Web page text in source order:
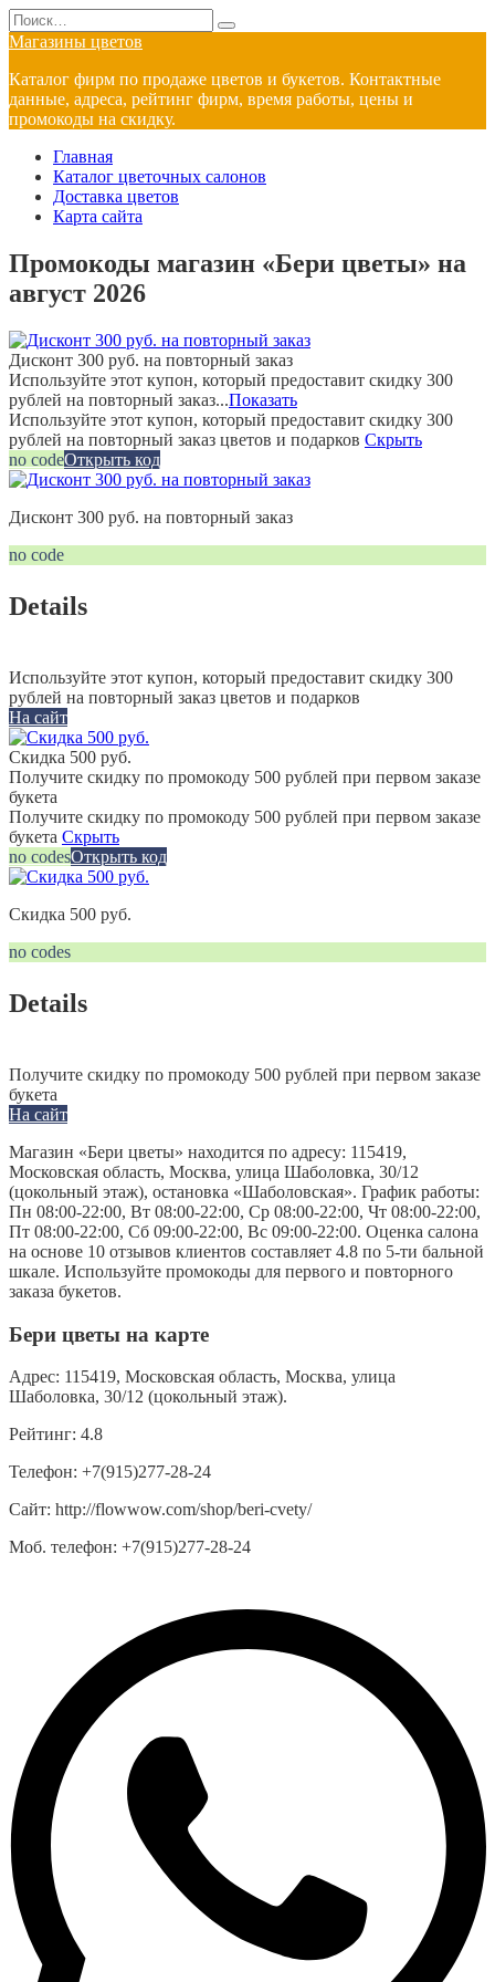
Перейти
к
содержанию
Search
for:
Магазины цветов
Каталог фирм по продаже цветов и букетов. Контактные
данные, адреса, рейтинг фирм, время работы, цены и
промокоды на скидку.
Главная
Каталог цветочных салонов
Доставка цветов
Карта сайта
Промокоды магазин «Бери цветы» на
август 2026
Дисконт 300 руб. на повторный заказ
Используйте этот купон, который предоставит скидку 300
рублей на повторный заказ...Показать
Используйте этот купон, который предоставит скидку 300
рублей на повторный заказ цветов и подарков Скрыть
no codeОткрыть код
Дисконт 300 руб. на повторный заказ
no code
Details
Используйте этот купон, который предоставит скидку 300
рублей на повторный заказ цветов и подарков
На сайт
Скидка 500 руб.
Получите скидку по промокоду 500 рублей при первом заказе
букета
Получите скидку по промокоду 500 рублей при первом заказе
букета Скрыть
no codesОткрыть код
Скидка 500 руб.
no codes
Details
Получите скидку по промокоду 500 рублей при первом заказе
букета
На сайт
Магазин «Бери цветы» находится по адресу: 115419,
Московская область, Москва, улица Шаболовка, 30/12
(цокольный этаж), остановка «Шаболовская». График работы:
Пн 08:00-22:00, Вт 08:00-22:00, Ср 08:00-22:00, Чт 08:00-22:00,
Пт 08:00-22:00, Сб 09:00-22:00, Вс 09:00-22:00. Оценка салона
на основе 10 отзывов клиентов составляет 4.8 по 5-ти бальной
шкале. Используйте промокоды для первого и повторного
заказа букетов.
Бери цветы на карте
Адрес: 115419, Московская область, Москва, улица
Шаболовка, 30/12 (цокольный этаж).
Рейтинг: 4.8
Телефон: +7(915)277-28-24
Сайт: http://flowwow.com/shop/beri-cvety/
Моб. телефон: +7(915)277-28-24